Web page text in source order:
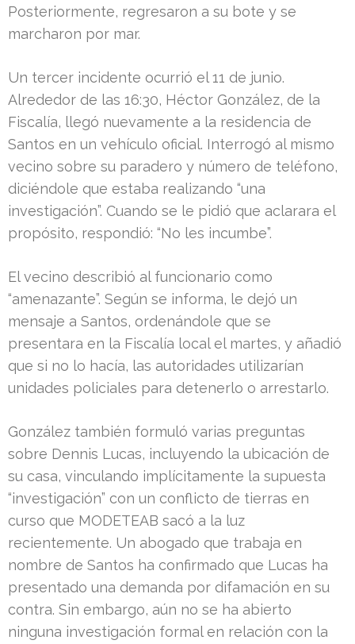
Posteriormente, regresaron a su bote y se
marcharon por mar.
Un tercer incidente ocurrió el 11 de junio.
Alrededor de las 16:30, Héctor González, de la
Fiscalía, llegó nuevamente a la residencia de
Santos en un vehículo oficial. Interrogó al mismo
vecino sobre su paradero y número de teléfono,
diciéndole que estaba realizando “una
investigación”. Cuando se le pidió que aclarara el
propósito, respondió: “No les incumbe”.
El vecino describió al funcionario como
“amenazante”. Según se informa, le dejó un
mensaje a Santos, ordenándole que se
presentara en la Fiscalía local el martes, y añadió
que si no lo hacía, las autoridades utilizarían
unidades policiales para detenerlo o arrestarlo.
González también formuló varias preguntas
sobre Dennis Lucas, incluyendo la ubicación de
su casa, vinculando implícitamente la supuesta
“investigación” con un conflicto de tierras en
curso que MODETEAB sacó a la luz
recientemente. Un abogado que trabaja en
nombre de Santos ha confirmado que Lucas ha
presentado una demanda por difamación en su
contra. Sin embargo, aún no se ha abierto
ninguna investigación formal en relación con la